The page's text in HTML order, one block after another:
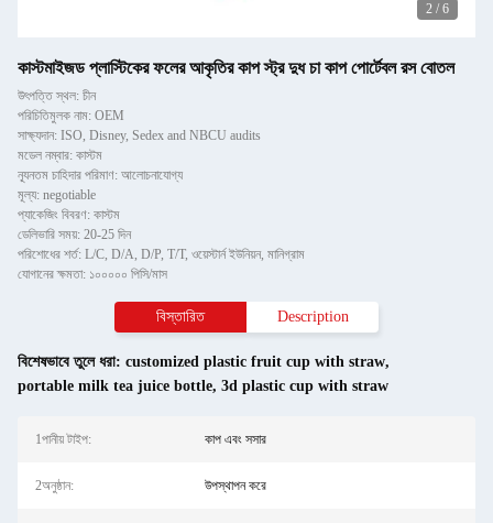
2 / 6
কাস্টমাইজড প্লাস্টিকের ফলের আকৃতির কাপ স্ট্র দুধ চা কাপ পোর্টেবল রস বোতল
উৎপত্তি স্থল: চীন
পরিচিতিমুলক নাম: OEM
সাক্ষ্যদান: ISO, Disney, Sedex and NBCU audits
মডেল নম্বার: কাস্টম
ন্যূনতম চাহিদার পরিমাণ: আলোচনাযোগ্য
মূল্য: negotiable
প্যাকেজিং বিবরণ: কাস্টম
ডেলিভারি সময়: 20-25 দিন
পরিশোধের শর্ত: L/C, D/A, D/P, T/T, ওয়েস্টার্ন ইউনিয়ন, মানিগ্রাম
যোগানের ক্ষমতা: ১০০০০০ পিসি/মাস
বিস্তারিত Description
বিশেষভাবে তুলে ধরা: customized plastic fruit cup with straw,
portable milk tea juice bottle, 3d plastic cup with straw
1পানীয় টাইপ: কাপ এবং সসার
2অনুষ্ঠান: উপস্থাপন করে